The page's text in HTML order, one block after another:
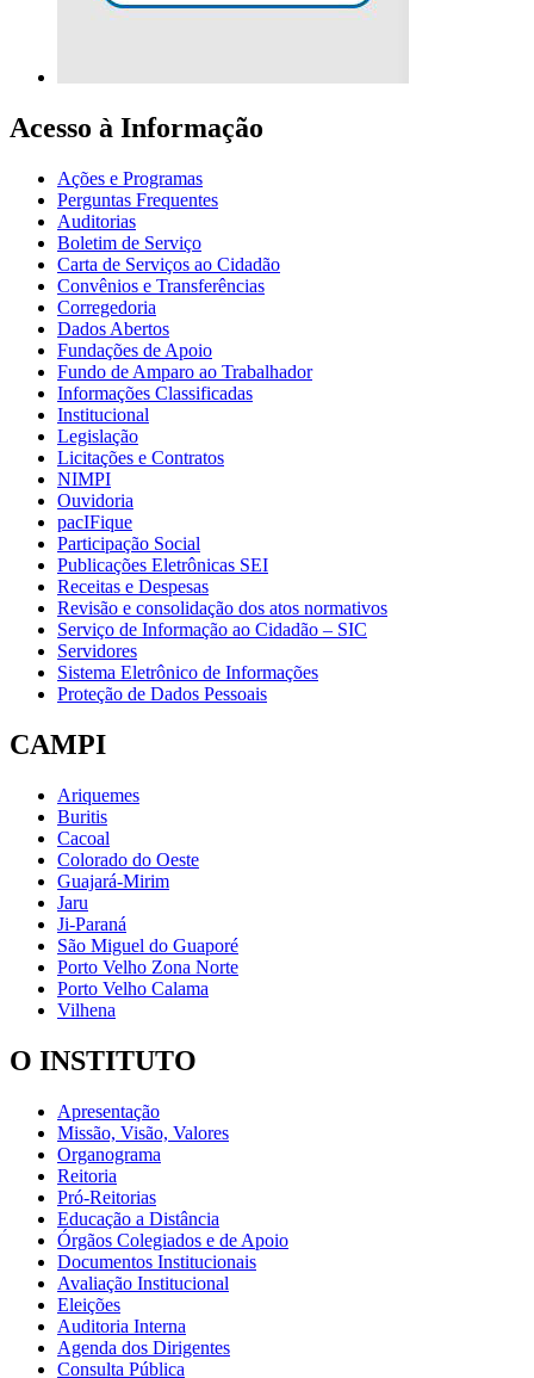
Acesso à Informação
Ações e Programas
Perguntas Frequentes
Auditorias
Boletim de Serviço
Carta de Serviços ao Cidadão
Convênios e Transferências
Corregedoria
Dados Abertos
Fundações de Apoio
Fundo de Amparo ao Trabalhador
Informações Classificadas
Institucional
Legislação
Licitações e Contratos
NIMPI
Ouvidoria
pacIFique
Participação Social
Publicações Eletrônicas SEI
Receitas e Despesas
Revisão e consolidação dos atos normativos
Serviço de Informação ao Cidadão – SIC
Servidores
Sistema Eletrônico de Informações
Proteção de Dados Pessoais
CAMPI
Ariquemes
Buritis
Cacoal
Colorado do Oeste
Guajará-Mirim
Jaru
Ji-Paraná
São Miguel do Guaporé
Porto Velho Zona Norte
Porto Velho Calama
Vilhena
O INSTITUTO
Apresentação
Missão, Visão, Valores
Organograma
Reitoria
Pró-Reitorias
Educação a Distância
Órgãos Colegiados e de Apoio
Documentos Institucionais
Avaliação Institucional
Eleições
Auditoria Interna
Agenda dos Dirigentes
Consulta Pública